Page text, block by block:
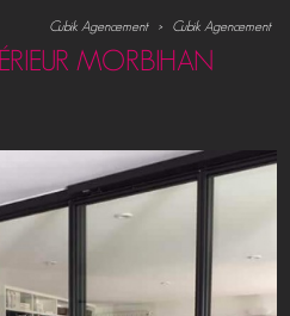
Cubik Agencement > Cubik Agencement
MORBIHAN